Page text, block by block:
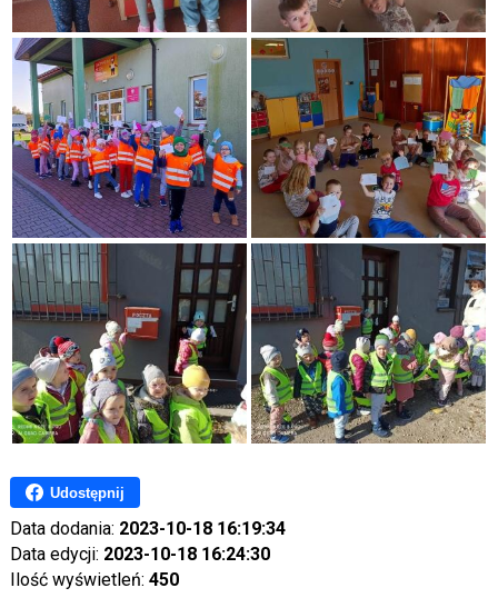
Udostępnij
Data dodania: 2023-10-18 16:19:34
Data edycji: 2023-10-18 16:24:30
Ilość wyświetleń: 450